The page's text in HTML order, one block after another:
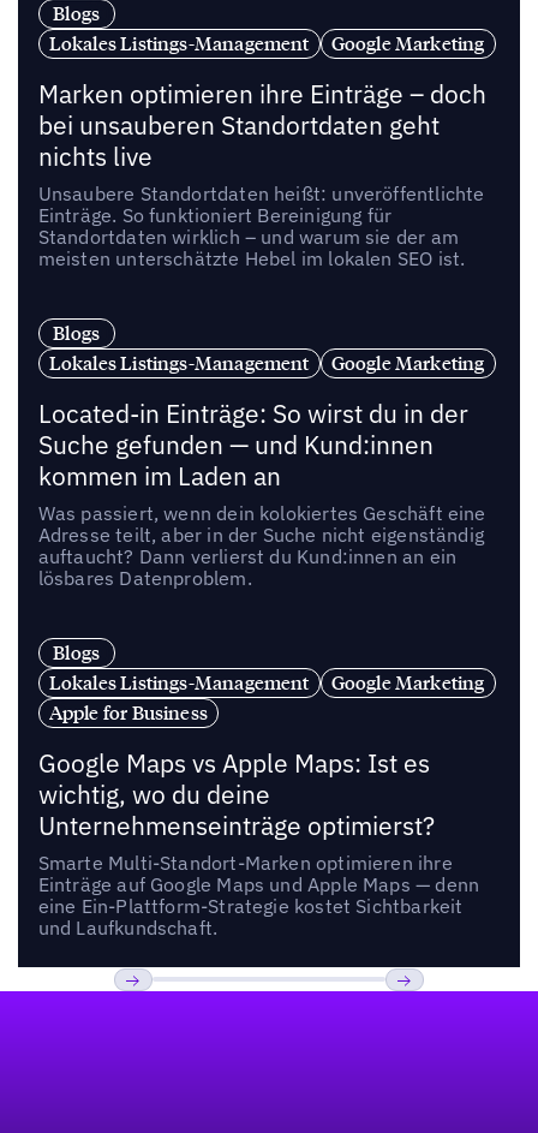
Blogs
Lokales Listings-Management
Google Marketing
Marken optimieren ihre Einträge – doch
bei unsauberen Standortdaten geht
nichts live
Unsaubere Standortdaten heißt: unveröffentlichte
Einträge. So funktioniert Bereinigung für
Standortdaten wirklich – und warum sie der am
meisten unterschätzte Hebel im lokalen SEO ist.
Blogs
Lokales Listings-Management
Google Marketing
Located-in Einträge: So wirst du in der
Suche gefunden — und Kund:innen
kommen im Laden an
Was passiert, wenn dein kolokiertes Geschäft eine
Adresse teilt, aber in der Suche nicht eigenständig
auftaucht? Dann verlierst du Kund:innen an ein
lösbares Datenproblem.
Blogs
Lokales Listings-Management
Google Marketing
Apple for Business
Google Maps vs Apple Maps: Ist es
wichtig, wo du deine
Unternehmenseinträge optimierst?
Smarte Multi-Standort-Marken optimieren ihre
Einträge auf Google Maps und Apple Maps — denn
eine Ein-Plattform-Strategie kostet Sichtbarkeit
und Laufkundschaft.